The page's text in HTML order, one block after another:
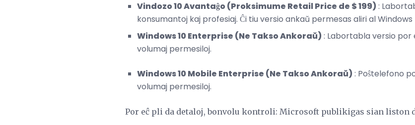
Vindozo 10 Avantaĝo (Proksimume Retail Price de $ 199):
konsumantoj kaj profesiaj. Ĉi tiu versio ankaŭ permesas aliri al Windows
Windows 10 Enterprise (Ne Takso Ankoraŭ): Labortabla versio
volumaj permesiloj.
Windows 10 Mobile Enterprise (Ne Takso Ankoraŭ): Poŝtelefono
volumaj permesiloj.
Por eĉ pli da detaloj, bonvolu kontroli: Microsoft publikigas sian liston